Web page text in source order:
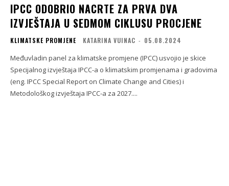
IPCC ODOBRIO NACRTE ZA PRVA DVA
IZVJEŠTAJA U SEDMOM CIKLUSU PROCJENE
KLIMATSKE PROMJENE KATARINA VUINAC - 05.08.2024
Međuvladin panel za klimatske promjene (IPCC) usvojio je skice
Specijalnog izvještaja IPCC-a o klimatskim promjenama i gradovima
(eng. IPCC Special Report on Climate Change and Cities) i
Metodološkog izvještaja IPCC-a za 2027....